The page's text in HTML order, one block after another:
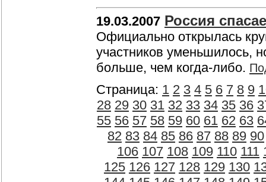
19.03.2007 Россия
Официально открылась
участников уменьшилось,
больше, чем когда-либо.
Страница: 1 2 3 4 5 6 7 8 9
28 29 30 31 32 33 34 35 36
55 56 57 58 59 60 61 62 63
82 83 84 85 86 87 88 89 90
106 107 108 109 110 111
125 126 127 128 129 130